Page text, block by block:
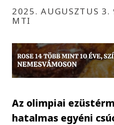
2025. AUGUSZTUS 3.
MTI
Az olimpiai
hatalmas egyéni